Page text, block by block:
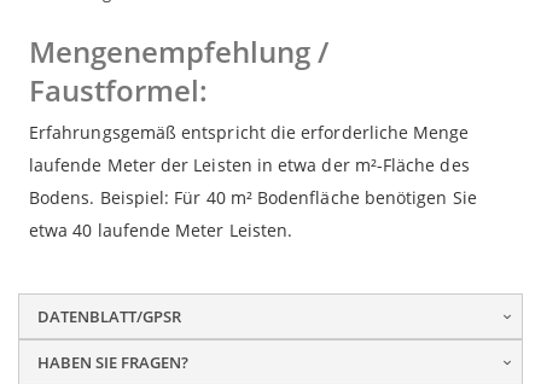
Mengenempfehlung /
Faustformel:
Erfahrungsgemäß entspricht die erforderliche Menge
laufende Meter der Leisten in etwa der m²-Fläche des
Bodens. Beispiel: Für 40 m² Bodenfläche benötigen Sie
etwa 40 laufende Meter Leisten.
DATENBLATT/GPSR
HABEN SIE FRAGEN?